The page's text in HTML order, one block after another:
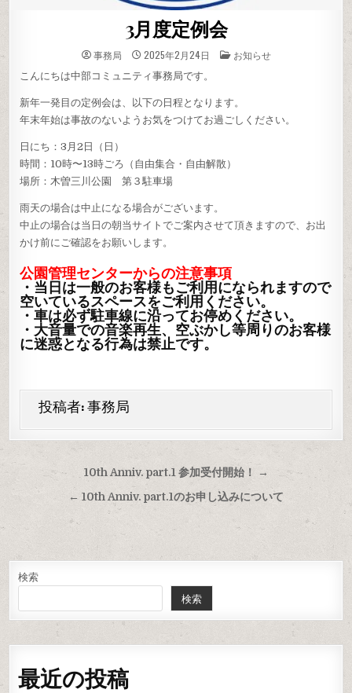
3月度定例会
事務局 2025年2月24日 投
稿
お知らせ
こんにちは中部コミュニティ事務局です。
新年一発目の定例会は、以下の日程となります。
年末年始は事故のないようお気をつけてお過ごしください。
日にち：3月2日（日）
時間：10時〜13時ごろ（自由集合・自由解散）
場所：木曽三川公園 第３駐車場
雨天の場合は中止になる場合がございます。
中止の場合は当日の朝当サイトでご案内させて頂きますので、お出
かけ前にご確認をお願いします。
公園管理センターからの注意事項
・当日は一般のお客様もご利用になられますので
空いているスペースをご利用ください。
・車は必ず駐車線に沿ってお停めください。
・大音量での音楽再生、空ぶかし等周りのお客様
に迷惑となる行為は禁止です。
投稿者:事務局
投
稿
ビ
ゲ
ー
シ
ョ
ン
10th Anniv. part.1 参加受付開始！ →
← 10th Anniv. part.1のお申し込みについて
検索
検索
最近の投稿